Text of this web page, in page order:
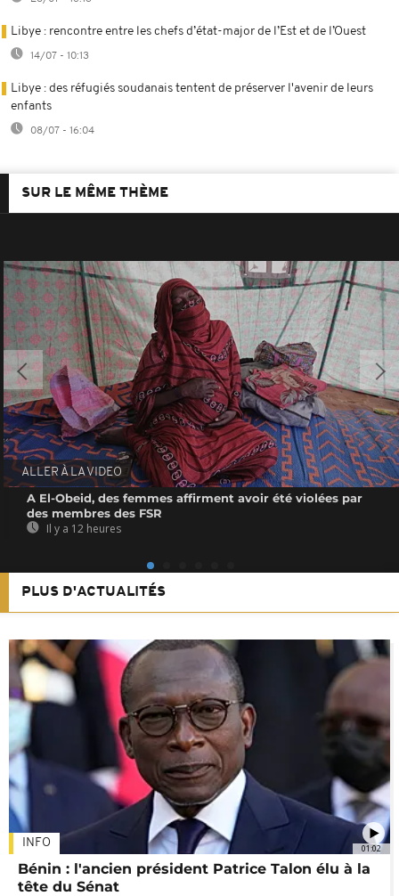
Libye : rencontre entre les chefs d’état-major de l’Est et de l’Ouest
14/07 - 10:13
Libye : des réfugiés soudanais tentent de préserver l'avenir de leurs
enfants
08/07 - 16:04
SUR LE MÊME THÈME
ALLER À LA VIDEO
A El-Obeid, des femmes affirment avoir été violées par
des membres des FSR
Il y a 12 heures
PLUS D'ACTUALITÉS
01:02
INFO
Bénin : l'ancien président Patrice Talon élu à la
tête du Sénat